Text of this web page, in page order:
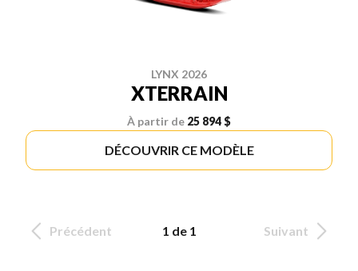
LYNX 2026
XTERRAIN
À partir de 25 894 $
DÉCOUVRIR CE MODÈLE
Précédent 1 de 1 Suivant